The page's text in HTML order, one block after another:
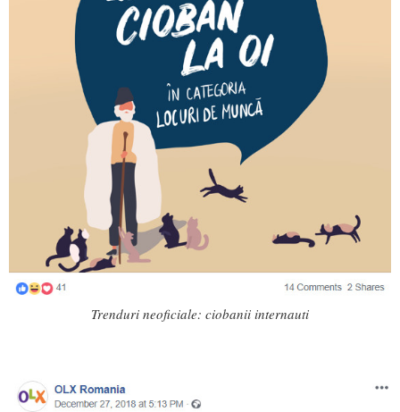
Trenduri neoficiale: ciobanii internauti